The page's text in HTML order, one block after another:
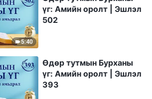
5:40
үг: Амийн оролт | Эшлэл
502
Өдөр тутмын Бурханы
үг: Амийн оролт | Эшлэл
393